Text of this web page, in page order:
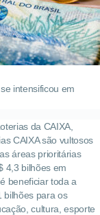
intensificou em
da CAIXA,
CAIXA são vultosos
áreas prioritárias
4,3 bilhões em
beneficiar toda a
bilhões para os
cultura, esporte